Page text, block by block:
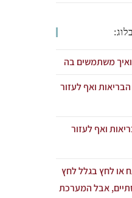
ואיך משתמשים בה
ואף לעזור
ואף לעזור
או לחץ בגלל לחץ
אבל המערכת